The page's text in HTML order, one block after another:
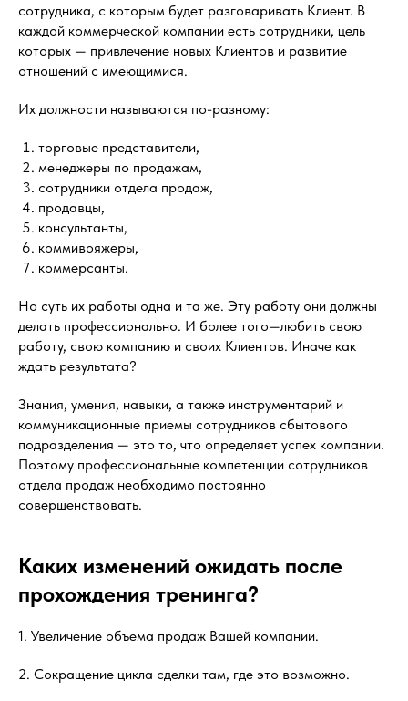
сотрудника, с которым будет разговаривать Клиент. В
каждой коммерческой компании есть сотрудники, цель
которых — привлечение новых Клиентов и развитие
отношений с имеющимися.
Их должности называются по-разному:
торговые представители,
менеджеры по продажам,
сотрудники отдела продаж,
продавцы,
консультанты,
коммивояжеры,
коммерсанты.
Но суть их работы одна и та же. Эту работу они должны
делать профессионально. И более того—любить свою
работу, свою компанию и своих Клиентов. Иначе как
ждать результата?
Знания, умения, навыки, а также инструментарий и
коммуникационные приемы сотрудников сбытового
подразделения — это то, что определяет успех компании.
Поэтому профессиональные компетенции сотрудников
отдела продаж необходимо постоянно
совершенствовать.
Каких изменений ожидать после
прохождения тренинга?
1. Увеличение объема продаж Вашей компании.
2. Сокращение цикла сделки там, где это возможно.